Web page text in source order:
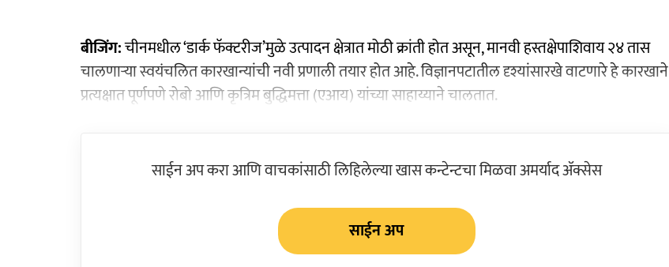
बीजिंग:चीनमधील ‘डार्क फॅक्टरीज’मुळे उत्पादन क्षेत्रात मोठी क्रांती होत असून, मानवी हस्तक्षेपाशिवाय २४ तास
चालणाऱ्या स्वयंचलित कारखान्यांची नवी प्रणाली तयार होत आहे. विज्ञानपटातील दृश्यांसारखे वाटणारे हे कारखाने
प्रत्यक्षात पूर्णपणे रोबो आणि कृत्रिम बुद्धिमत्ता (एआय) यांच्या साहाय्याने चालतात.
साईन अप करा आणि वाचकांसाठी लिहिलेल्या खास कन्टेन्टचा मिळवा अमर्याद ॲक्सेस
साईन अप